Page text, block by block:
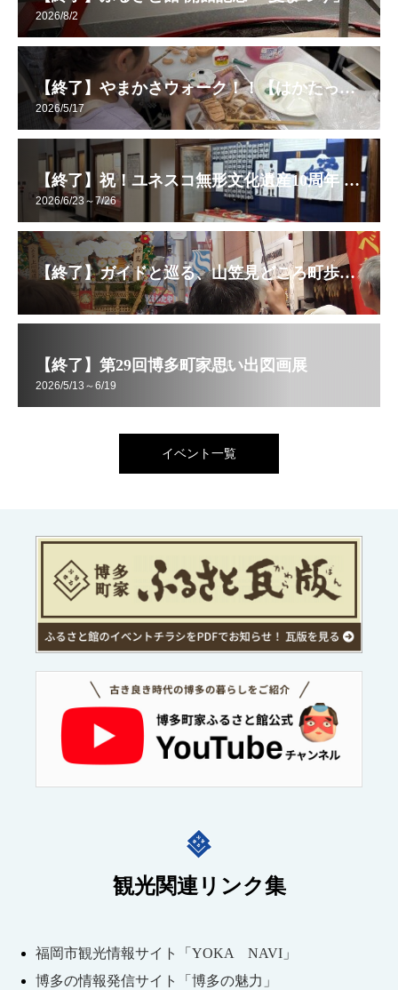
2026/8/2
【終了】やまかさウォーク！！【はかたっ子CLUB】
2026/5/17
【終了】祝！ユネスコ無形文化遺産10周年 想いを伝える！ 令和8年度 博多祇園山笠展【企画展】
2026/6/23～7/26
【終了】ガイドと巡る、山笠見どころ町歩き！
【終了】第29回博多町家思い出図画展
2026/5/13～6/19
イベント一覧
観光関連リンク集
福岡市観光情報サイト「YOKA NAVI」
博多の情報発信サイト「博多の魅力」